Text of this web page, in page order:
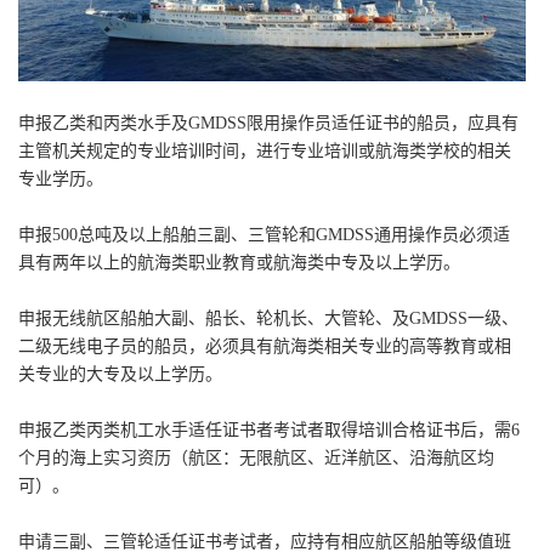
申报乙类和丙类水手及GMDSS限用操作员适任证书的船员，应具有
主管机关规定的专业培训时间，进行专业培训或航海类学校的相关
专业学历。
申报500总吨及以上船舶三副、三管轮和GMDSS通用操作员必须适
具有两年以上的航海类职业教育或航海类中专及以上学历。
申报无线航区船舶大副、船长、轮机长、大管轮、及GMDSS一级、
二级无线电子员的船员，必须具有航海类相关专业的高等教育或相
关专业的大专及以上学历。
申报乙类丙类机工水手适任证书者考试者取得培训合格证书后，需6
个月的海上实习资历（航区：无限航区、近洋航区、沿海航区均
可）。
申请三副、三管轮适任证书考试者，应持有相应航区船舶等级值班